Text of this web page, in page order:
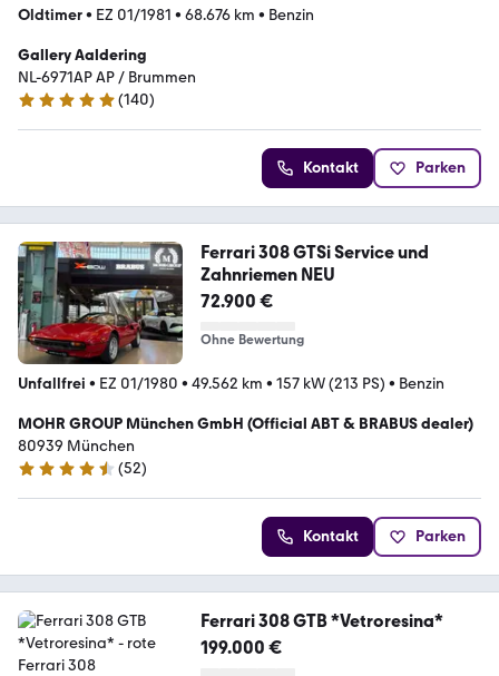
Oldtimer• EZ 01/1981 • 68.676 km • Benzin
Gallery Aaldering
NL-6971AP AP / Brummen
4.8 Sterne
(140)
Kontakt Parken
Ferrari 308 GTSi Service und
Zahnriemen NEU
72.900 €
Ohne Bewertung
Unfallfrei • EZ 01/1980 • 49.562 km • 157 kW (213 PS) • Benzin
MOHR GROUP München GmbH (Official ABT & BRABUS dealer)
80939 München
4.6 Sterne
(52)
Kontakt Parken
Ferrari 308 GTB *Vetroresina*
199.000 €